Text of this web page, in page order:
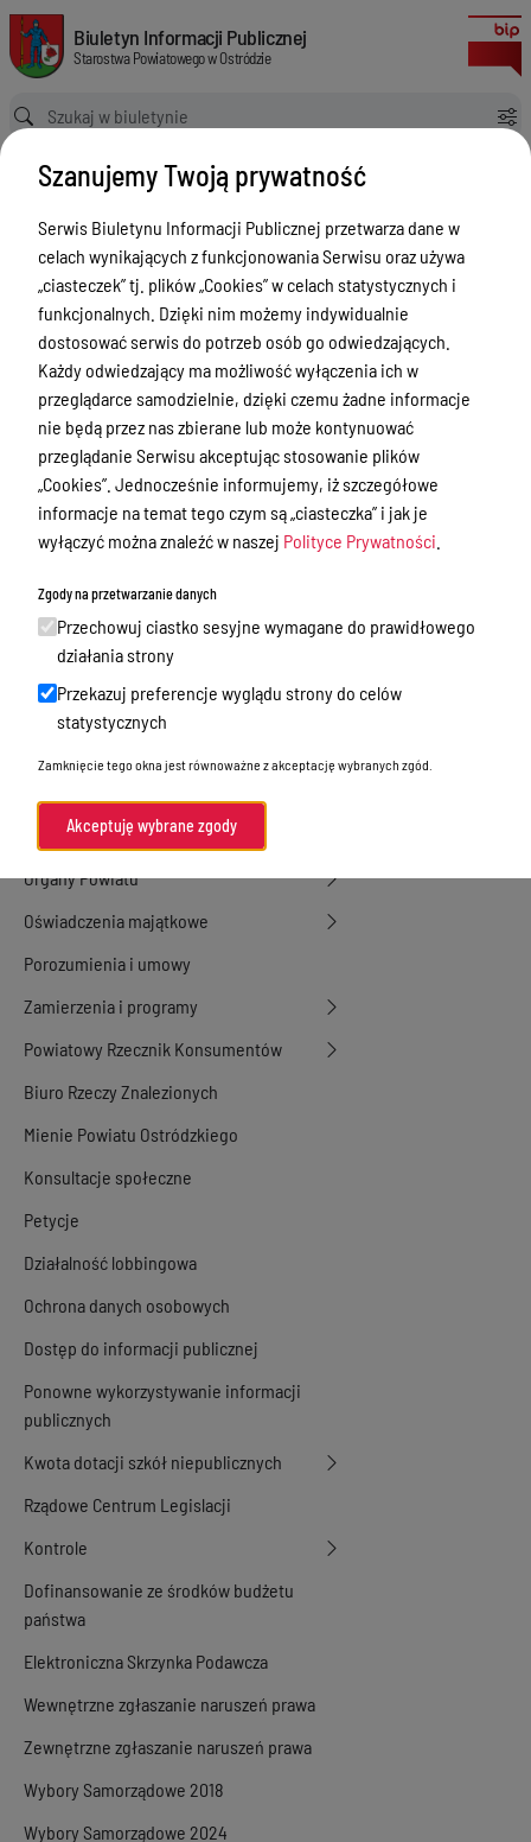
Zawiadomienie o zmianie danych zamieszczonych w dowodzie
Biuletyn Informacji Publicznej Starostwa Powiatowego w Ostródzie
Biuletyn Informacji Publicznej
Starostwa Powiatowego w Ostródzie
Ścieżka powrotu
Strona główna
Poradnik interesanta Wydział Komunikacji i Transportu
Zawiadomienie o zmianie danych zamieszczonych w dowodzie rejestracyjnym
Poradnik interesanta Wydział
Komunikacji i Transportu
Menu Przedmiotowe
Starostwo Powiatowe
Poradnik Interesanta
Informacje o naborze
Zamówienia Publiczne
Tablica ogłoszeń
Dyżury Aptek w Powiecie Ostródzkim
Nieodpłatna Pomoc Prawna
Akty Prawne
Rejestry, ewidencje i archiwa
Budżet
Organizacja działania samorządu
powiatowego
Organy Powiatu
Oświadczenia majątkowe
Porozumienia i umowy
Zamierzenia i programy
Powiatowy Rzecznik Konsumentów
Biuro Rzeczy Znalezionych
Mienie Powiatu Ostródzkiego
Konsultacje społeczne
Petycje
Działalność lobbingowa
Ochrona danych osobowych
Dostęp do informacji publicznej
Ponowne wykorzystywanie informacji
publicznych
Kwota dotacji szkół niepublicznych
Rządowe Centrum Legislacji
Kontrole
Dofinansowanie ze środków budżetu
państwa
Elektroniczna Skrzynka Podawcza
Wewnętrzne zgłaszanie naruszeń prawa
Zewnętrzne zgłaszanie naruszeń prawa
Wybory Samorządowe 2018
Wybory Samorządowe 2024
Szanujemy Twoją prywatność
Serwis Biuletynu Informacji Publicznej przetwarza dane w
celach wynikających z funkcjonowania Serwisu oraz używa
„ciasteczek” tj. plików „Cookies” w celach statystycznych i
funkcjonalnych. Dzięki nim możemy indywidualnie
dostosować serwis do potrzeb osób go odwiedzających.
Każdy odwiedzający ma możliwość wyłączenia ich w
przeglądarce samodzielnie, dzięki czemu żadne informacje
nie będą przez nas zbierane lub może kontynuować
przeglądanie Serwisu akceptując stosowanie plików
„Cookies”. Jednocześnie informujemy, iż szczegółowe
informacje na temat tego czym są „ciasteczka” i jak je
wyłączyć można znaleźć w naszej Polityce Prywatności
Zgody na przetwarzanie danych
Przechowuj ciastko sesyjne wymagane do prawidłowego
działania strony
Przekazuj preferencje wyglądu strony do celów
statystycznych
Zamknięcie tego okna jest równoważne z akceptację wybranych zgód.
Akceptuję wybrane zgody